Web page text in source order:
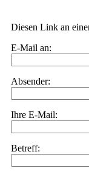
Diesen Link an
E-Mail an:
Absender:
Ihre E-Mail:
Betreff: